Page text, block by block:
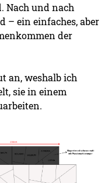
Nach und nach
– ein einfaches, aber
der
an, weshalb ich
sie in einem